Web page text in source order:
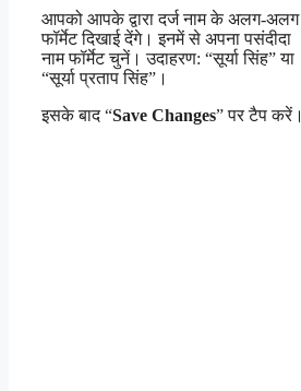
आपको आपके द्वारा दर्ज नाम के अलग-अलग
फॉर्मेट दिखाई देंगे। इनमें से अपना पसंदीदा
नाम फॉर्मेट चुनें। उदाहरण: “सूर्या सिंह” या
“सूर्या प्रताप सिंह”।
इसके बाद “Save Changes” पर टैप करें।